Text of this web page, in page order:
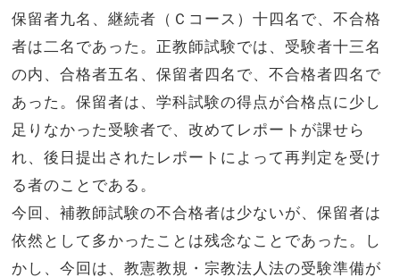
保留者九名、継続者（Ｃコース）十四名で、不合格
者は二名であった。正教師試験では、受験者十三名
の内、合格者五名、保留者四名で、不合格者四名で
あった。保留者は、学科試験の得点が合格点に少し
足りなかった受験者で、改めてレポートが課せら
れ、後日提出されたレポートによって再判定を受け
る者のことである。
今回、補教師試験の不合格者は少ないが、保留者は
依然として多かったことは残念なことであった。し
かし、今回は、教憲教規・宗教法人法の受験準備が